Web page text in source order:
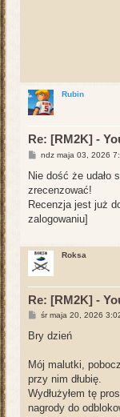
Rubin
Re: [RM2K] -
P
s
ndz maja 03, 2026
Nie dość że udało
zrecenzować!
Recenzja jest już
zalogowaniu]
Roksa
Re: [RM2K] -
P
s
t
śr maja 20, 2026
Bry dzień
Mój malutki,
przy nim dłubię.
Wydłużyłem tę
nagrody do